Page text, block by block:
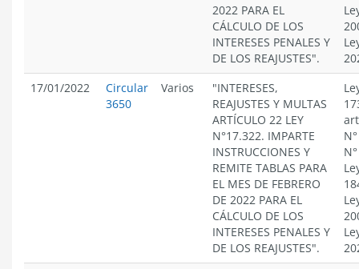
2022 PARA EL
CÁLCULO DE LOS
INTERESES PENALES Y
DE LOS REAJUSTES".
17/01/2022
Circular
3650
Varios
"INTERESES,
REAJUSTES Y MULTAS
ARTÍCULO 22 LEY
N°17.322. IMPARTE
INSTRUCCIONES Y
REMITE TABLAS PARA
EL MES DE FEBRERO
DE 2022 PARA EL
CÁLCULO DE LOS
INTERESES PENALES Y
DE LOS REAJUSTES".